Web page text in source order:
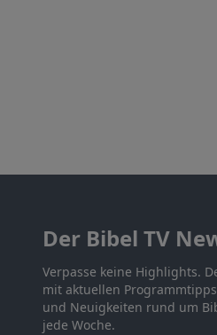
Der Bibel TV
Verpasse keine Highlights.
mit aktuellen
und Neuigkeiten rund um
jede Woche.